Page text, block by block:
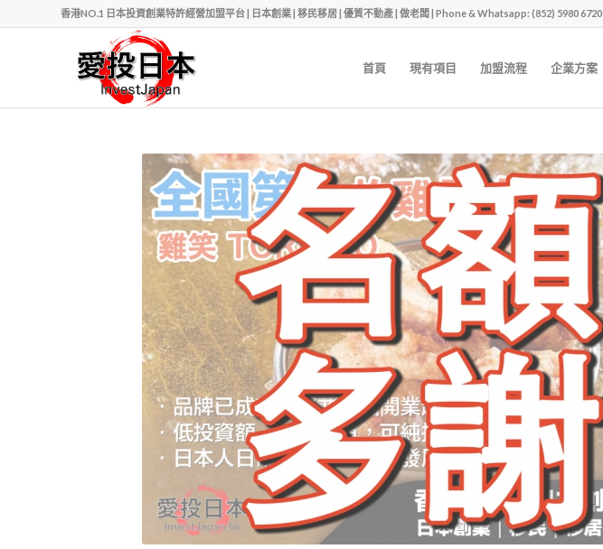
香港NO.1 日本投資創業特許經營加盟平台 | 日本創業 | 移民移居 | 優質不動產 | 做老闆 | Phone & Whatsapp: (852) 5980 6720
首頁 現有項目 加盟流程 企業方案